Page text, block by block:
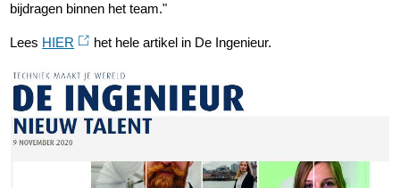
bijdragen binnen het team."
Lees HIER het hele artikel in De Ingenieur.